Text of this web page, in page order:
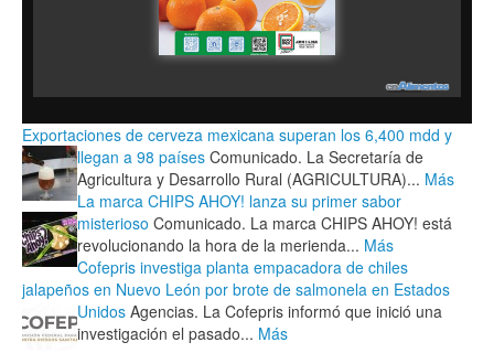
Exportaciones de cerveza mexicana superan los 6,400 mdd y
llegan a 98 países Comunicado. La Secretaría de
Agricultura y Desarrollo Rural (AGRICULTURA)... Más
La marca CHIPS AHOY! lanza su primer sabor
misterioso Comunicado. La marca CHIPS AHOY! está
revolucionando la hora de la merienda... Más
Cofepris investiga planta empacadora de chiles
jalapeños en Nuevo León por brote de salmonela en Estados
Unidos Agencias. La Cofepris informó que inició una
investigación el pasado... Más